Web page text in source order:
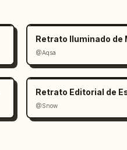
Retrato Iluminado de
@Aqsa
Retrato Editorial de
@Snow